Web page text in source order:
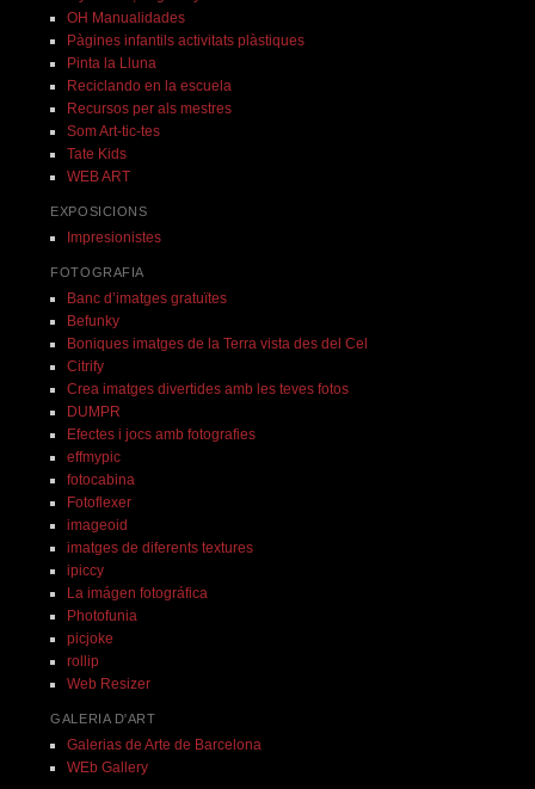
OH Manualidades
Pàgines infantils activitats plàstiques
Pinta la Lluna
Reciclando en la escuela
Recursos per als mestres
Som Art-tic-tes
Tate Kids
WEB ART
EXPOSICIONS
Impresionistes
FOTOGRAFIA
Banc d’imatges gratuïtes
Befunky
Boniques imatges de la Terra vista des del Cel
Citrify
Crea imatges divertides amb les teves fotos
DUMPR
Efectes i jocs amb fotografies
effmypic
fotocabina
Fotoflexer
imageoid
imatges de diferents textures
ipiccy
La imágen fotográfica
Photofunia
picjoke
rollip
Web Resizer
GALERIA D'ART
Galerias de Arte de Barcelona
WEb Gallery